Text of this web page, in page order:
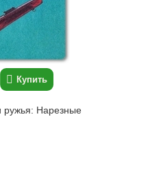
Купить
ружья: Нарезные